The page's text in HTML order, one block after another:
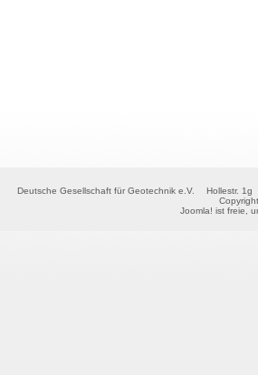
Deutsche Gesellschaft für Geotechnik e.V.
Hollestr. 1g
Joomla! ist freie,